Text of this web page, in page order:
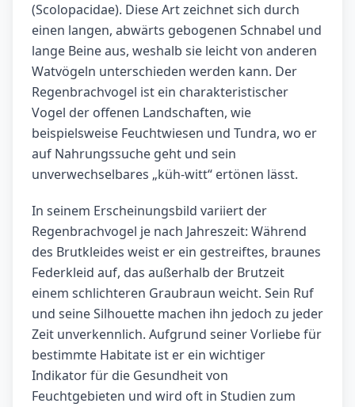
(Scolopacidae). Diese Art zeichnet sich durch
einen langen, abwärts gebogenen Schnabel und
lange Beine aus, weshalb sie leicht von anderen
Watvögeln unterschieden werden kann. Der
Regenbrachvogel ist ein charakteristischer
Vogel der offenen Landschaften, wie
beispielsweise Feuchtwiesen und Tundra, wo er
auf Nahrungssuche geht und sein
unverwechselbares „küh-witt“ ertönen lässt.
In seinem Erscheinungsbild variiert der
Regenbrachvogel je nach Jahreszeit: Während
des Brutkleides weist er ein gestreiftes, braunes
Federkleid auf, das außerhalb der Brutzeit
einem schlichteren Graubraun weicht. Sein Ruf
und seine Silhouette machen ihn jedoch zu jeder
Zeit unverkennlich. Aufgrund seiner Vorliebe für
bestimmte Habitate ist er ein wichtiger
Indikator für die Gesundheit von
Feuchtgebieten und wird oft in Studien zum